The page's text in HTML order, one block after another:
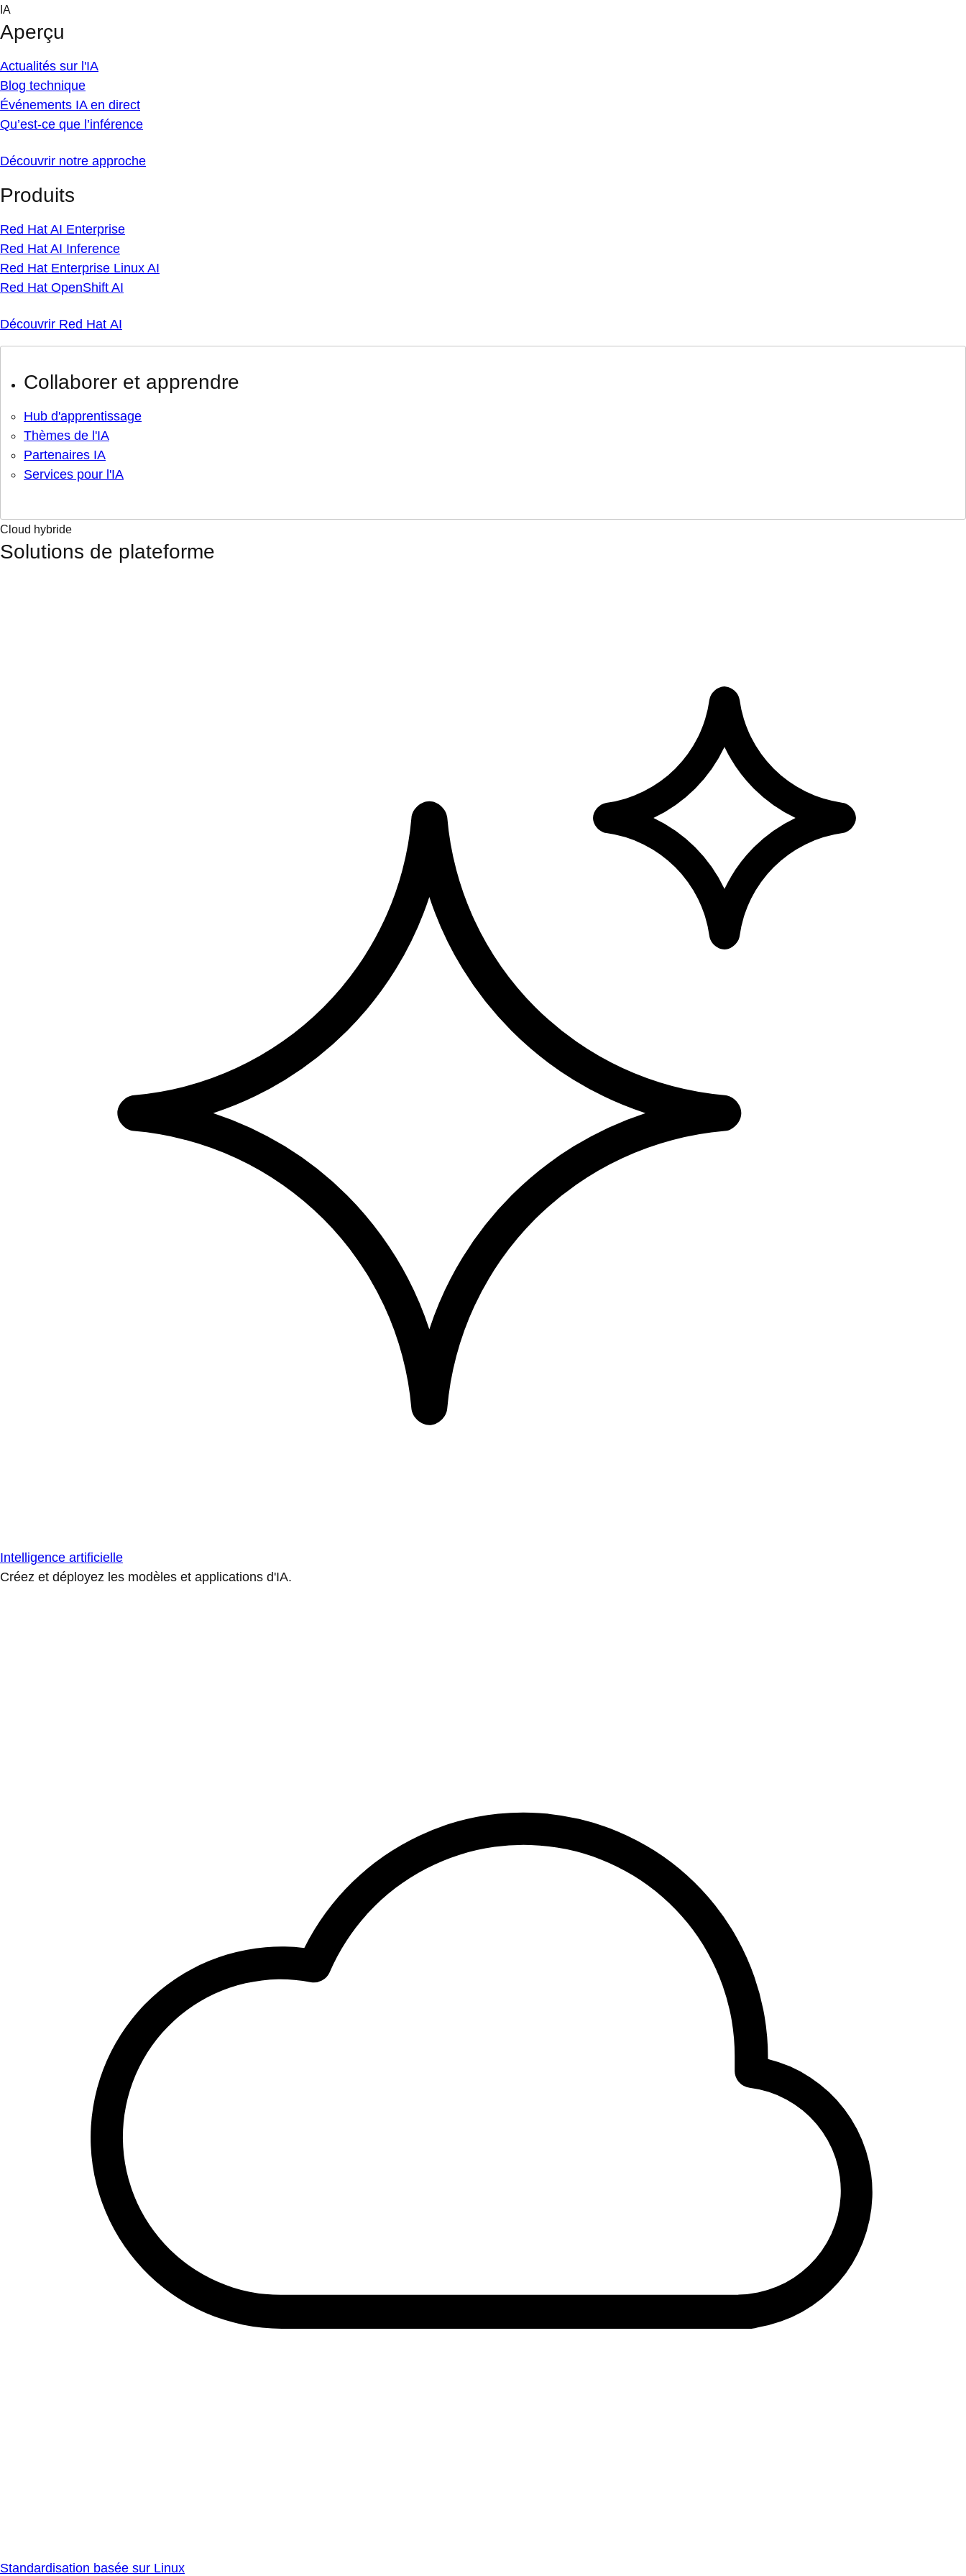
Skip
content
IA
Aperçu
Actualités sur l'IA
Blog technique
Événements IA en direct
Qu’est-ce que l’inférence
Découvrir notre approche
Produits
Red Hat AI Enterprise
Red Hat AI Inference
Red Hat Enterprise Linux AI
Red Hat OpenShift AI
Découvrir Red Hat AI
Collaborer et apprendre
Hub d'apprentissage
Thèmes de l'IA
Partenaires IA
Services pour l'IA
Cloud hybride
Solutions de plateforme
Intelligence artificielle
Créez et déployez les modèles et applications d'IA.
Standardisation basée sur Linux